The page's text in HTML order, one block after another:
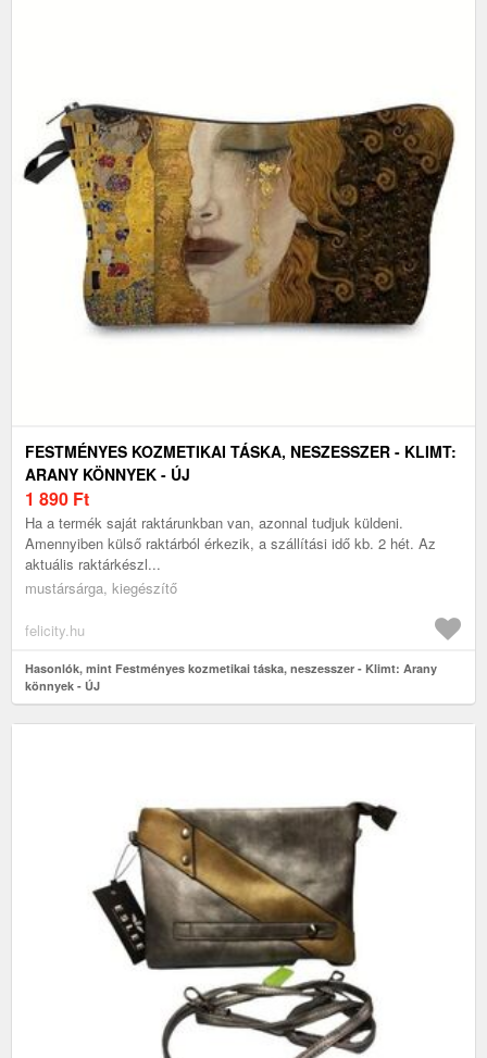
FESTMÉNYES KOZMETIKAI TÁSKA, NESZESSZER - KLIMT:
ARANY KÖNNYEK - ÚJ
1 890 Ft
Ha a termék saját raktárunkban van, azonnal tudjuk küldeni.
Amennyiben külső raktárból érkezik, a szállítási idő kb. 2 hét. Az
aktuális raktárkészl...
mustársárga, kiegészítő
felicity.hu
Hasonlók, mint Festményes kozmetikai táska, neszesszer - Klimt: Arany
könnyek - ÚJ